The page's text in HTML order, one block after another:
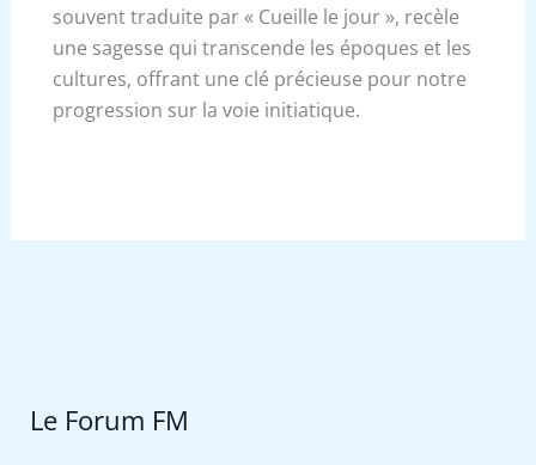
souvent traduite par « Cueille le jour », recèle
une sagesse qui transcende les époques et les
cultures, offrant une clé précieuse pour notre
progression sur la voie initiatique.
Le Forum FM